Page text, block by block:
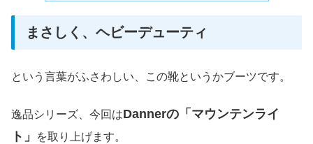
まさしく、ヘビーデューティ
という言葉がふさわしい、この靴というかブーツです。
逸品シリーズ、今回はDannerの「マウンテンライ
ト」
を取り上げます。